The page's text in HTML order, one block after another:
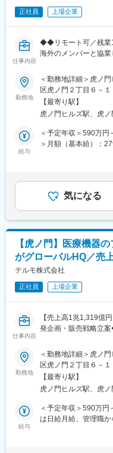
施策立案
・各種販促資材、顧客
・米国本社、グロー
・社内関係部門、他
■長期就業しやすい環
・在宅勤務制度 ：本
す。
・外出や国内出張も
・海外学会への参加
徹底。メリハリのあ
へと成長しました。
は、「デバイスから
掲げ、医療課題への
ることで、社会価値
す。
変更の範囲：会社の定
正社員 上場企業
仕事内容
◆◆リモート可／残業
海外のメンバーと協
■募集背景
リモートワークの普及
軟に対応できるITイ
のITインフラの整備
■業務概要
・日本、アジアのIT
・グローバルIT戦略の
（対象範囲）
・M365のグローバル
■仕事の魅力
・企画から導入、運用
・新しい働き方をIT面
です
・海外のメンバーと
能です
・AI等を活用した社
・フレックス制：
・在宅勤務制度 ：本
す。
・最低週1回のノー残
メリハリのある職場
勤務地
＜勤務地詳細＞虎ノ
区虎ノ門２丁目６－
煙対策：敷地内喫煙
所（リモートワーク含
【最寄り駅】
虎ノ門ヒルズ駅、虎
給与
＜予定年収＞590万
＞月額（基本給）：
金額であり、選考を
は固定手当を含めた表
気になる
【虎ノ門】医療機器
がグローバルHQ／売
テルモ株式会社
正社員 上場企業
仕事内容
【売上高1兆1,319億
発企画・販売戦略立
■業務内容：
・新製品開発の企画、
チームの統括、販売
・国内外の販売子会
・新規市場機会を探索
■担当領域：
※選考過程でどの領域
勤務地
＜勤務地詳細＞虎ノ
区虎ノ門２丁目６－
煙対策：敷地内喫煙
所
【最寄り駅】
虎ノ門ヒルズ駅、虎
給与
＜予定年収＞590万
は日給月給、管理職